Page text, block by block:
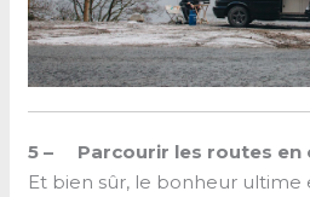
5 – Parcourir les routes en
Et bien sûr, le bonheur ultime